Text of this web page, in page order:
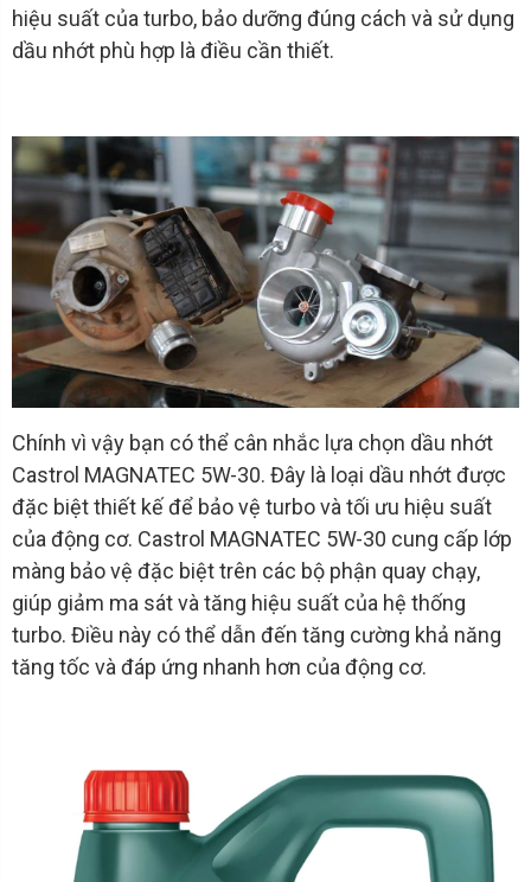
hiệu suất của turbo, bảo dưỡng đúng cách và sử dụng
dầu nhớt phù hợp là điều cần thiết.
Chính vì vậy bạn có thể cân nhắc lựa chọn dầu nhớt
Castrol MAGNATEC 5W-30. Đây là loại dầu nhớt được
đặc biệt thiết kế để bảo vệ turbo và tối ưu hiệu suất
của động cơ. Castrol MAGNATEC 5W-30 cung cấp lớp
màng bảo vệ đặc biệt trên các bộ phận quay chạy,
giúp giảm ma sát và tăng hiệu suất của hệ thống
turbo. Điều này có thể dẫn đến tăng cường khả năng
tăng tốc và đáp ứng nhanh hơn của động cơ.